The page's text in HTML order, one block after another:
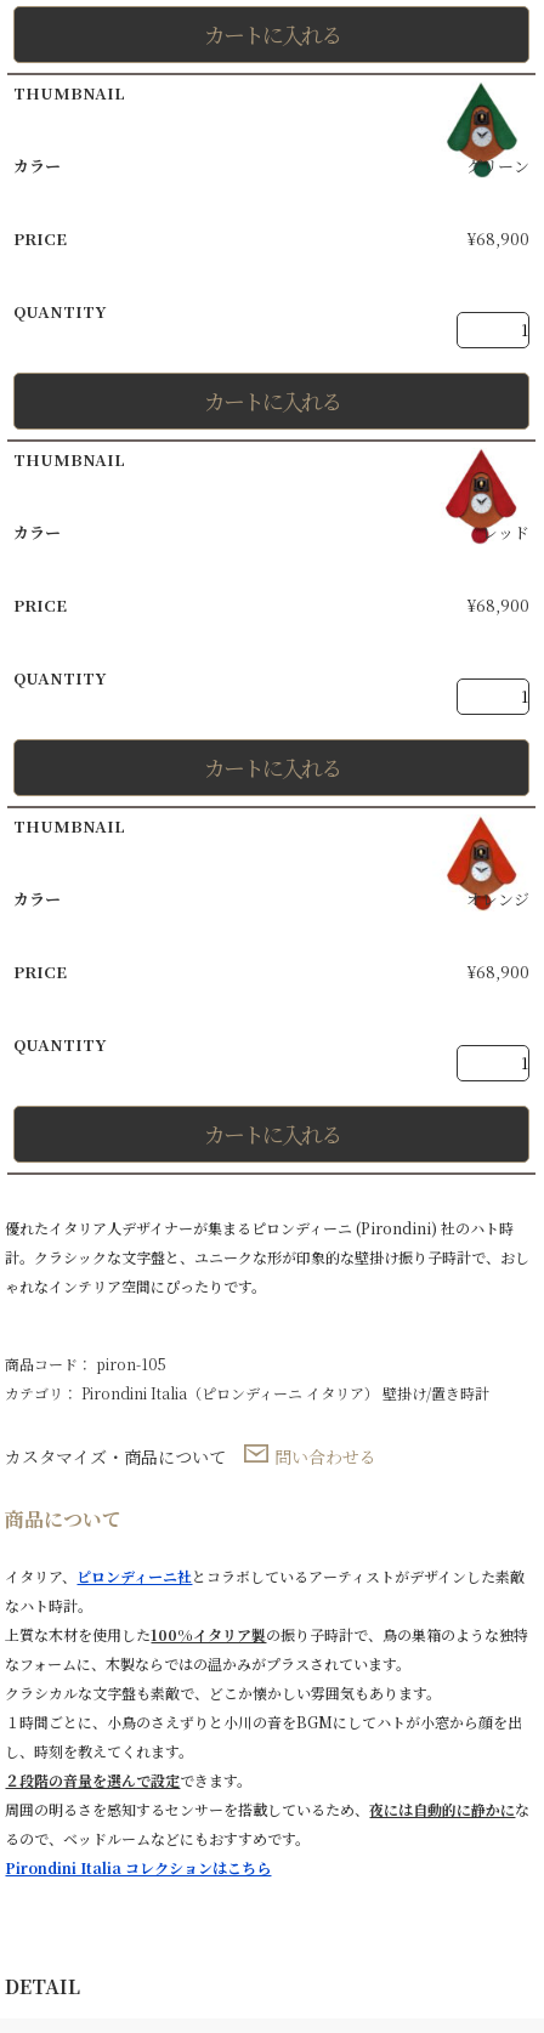
カートに入れる
グリーン
¥68,900
カートに入れる
レッド
¥68,900
カートに入れる
オレンジ
¥68,900
カートに入れる
優れたイタリア人デザイナーが集まるピロンディーニ (Pirondini) 社のハト時
計。クラシックな文字盤と、ユニークな形が印象的な壁掛け振り子時計で、おし
ゃれなインテリア空間にぴったりです。
商品コード： piron-105
カテゴリ：Pirondini Italia（ピロンディーニ イタリア） 壁掛け/置き時計
カスタマイズ・商品について 問い合わせる
商品について
イタリア、 ピロンディーニ社とコラボしているアーティストがデザインした素敵
なハト時計。
上質な木材を使用した100%イタリア製の振り子時計で、鳥の巣箱のような独特
なフォームに、木製ならではの温かみがプラスされています。
クラシカルな文字盤も素敵で、どこか懐かしい雰囲気もあります。
１時間ごとに、小鳥のさえずりと小川の音をBGMにしてハトが小窓から顔を出
し、時刻を教えてくれます。
２段階の音量を選んで設定できます。
周囲の明るさを感知するセンサーを搭載しているため、夜には自動的に静かにな
るので、ベッドルームなどにもおすすめです。
Pirondini Italia コレクションはこちら
DETAIL